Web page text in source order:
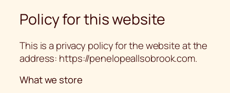
Policy for this website
This is a privacy policy for the website at the
address: https://penelopeallsobrook.com.
What we store